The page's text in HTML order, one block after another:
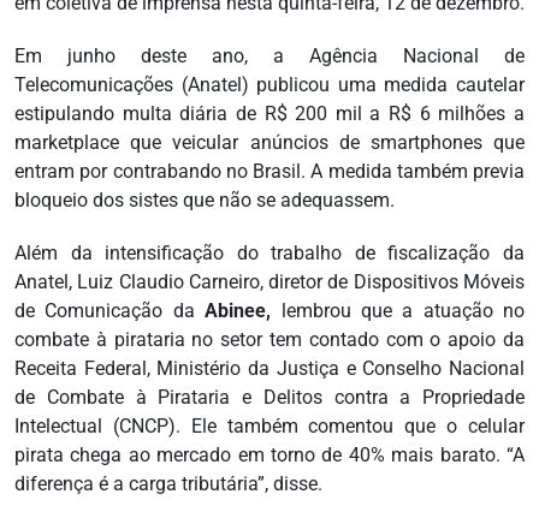
Em junho deste ano, a Agência Nacional de
Telecomunicações (Anatel) publicou uma medida cautelar
estipulando multa diária de R$ 200 mil a R$ 6 milhões a
marketplace que veicular anúncios de smartphones que
entram por contrabando no Brasil. A medida também previa
bloqueio dos sistes que não se adequassem.
Além da intensificação do trabalho de fiscalização da
Anatel, Luiz Claudio Carneiro, diretor de Dispositivos Móveis
de Comunicação daAbinee, lembrou que a atuação no
combate à pirataria no setor tem contado com o apoio da
Receita Federal, Ministério da Justiça e Conselho Nacional
de Combate à Pirataria e Delitos contra a Propriedade
Intelectual (CNCP). Ele também comentou que o celular
pirata chega ao mercado em torno de 40% mais barato. “A
diferença é a carga tributária”, disse.